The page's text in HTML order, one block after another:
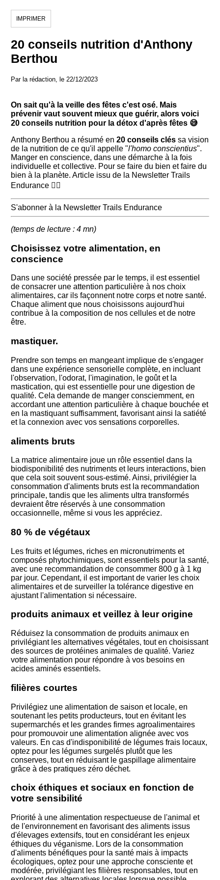
IMPRIMER
20 conseils nutrition d'Anthony
Berthou
Par la rédaction, le 22/12/2023
On sait qu'à la veille des fêtes c'est osé. Mais
prévenir vaut souvent mieux que guérir, alors voici
20 conseils nutrition pour la détox d'après fêtes 😅
Anthony Berthou a résumé en20 conseils cléssa vision
de la nutrition de ce qu'il appelle "l'homo conscientius".
Manger en conscience, dans une démarche à la fois
individuelle et collective. Pour se faire du bien et faire du
bien à la planète. Article issu de la Newsletter Trails
Endurance 👇🏻
S'abonner à la Newsletter Trails Endurance
(temps de lecture : 4 mn)
Choisissez votre alimentation, en
conscience
Dans une société pressée par le temps, il est essentiel
de consacrer une attention particulière à nos choix
alimentaires, car ils façonnent notre corps et notre santé.
Chaque aliment que nous choisissons aujourd'hui
contribue à la composition de nos cellules et de notre
être.
mastiquer.
Prendre son temps en mangeant implique de s'engager
dans une expérience sensorielle complète, en incluant
l'observation, l'odorat, l'imagination, le goût et la
mastication, qui est essentielle pour une digestion de
qualité. Cela demande de manger consciemment, en
accordant une attention particulière à chaque bouchée et
en la mastiquant suffisamment, favorisant ainsi la satiété
et la connexion avec vos sensations corporelles.
aliments bruts
La matrice alimentaire joue un rôle essentiel dans la
biodisponibilité des nutriments et leurs interactions, bien
que cela soit souvent sous-estimé. Ainsi, privilégier la
consommation d'aliments bruts est la recommandation
principale, tandis que les aliments ultra transformés
devraient être réservés à une consommation
occasionnelle, même si vous les appréciez.
80 % de végétaux
Les fruits et légumes, riches en micronutriments et
composés phytochimiques, sont essentiels pour la santé,
avec une recommandation de consommer 800 g à 1 kg
par jour. Cependant, il est important de varier les choix
alimentaires et de surveiller la tolérance digestive en
ajustant l'alimentation si nécessaire.
produits animaux et veillez à leur origine
Réduisez la consommation de produits animaux en
privilégiant les alternatives végétales, tout en choisissant
des sources de protéines animales de qualité. Variez
votre alimentation pour répondre à vos besoins en
acides aminés essentiels.
filières courtes
Privilégiez une alimentation de saison et locale, en
soutenant les petits producteurs, tout en évitant les
supermarchés et les grandes firmes agroalimentaires
pour promouvoir une alimentation alignée avec vos
valeurs. En cas d'indisponibilité de légumes frais locaux,
optez pour les légumes surgelés plutôt que les
conserves, tout en réduisant le gaspillage alimentaire
grâce à des pratiques zéro déchet.
choix éthiques et sociaux en fonction de
votre sensibilité
Priorité à une alimentation respectueuse de l'animal et
de l'environnement en favorisant des aliments issus
d'élevages extensifs, tout en considérant les enjeux
éthiques du véganisme. Lors de la consommation
d'aliments bénéfiques pour la santé mais à impacts
écologiques, optez pour une approche consciente et
modérée, privilégiant les filières responsables, tout en